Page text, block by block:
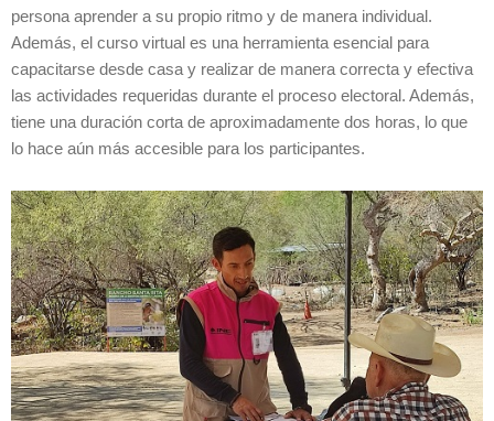
persona aprender a su propio ritmo y de manera individual.
Además, el curso virtual es una herramienta esencial para
capacitarse desde casa y realizar de manera correcta y efectiva
las actividades requeridas durante el proceso electoral. Además,
tiene una duración corta de aproximadamente dos horas, lo que
lo hace aún más accesible para los participantes.